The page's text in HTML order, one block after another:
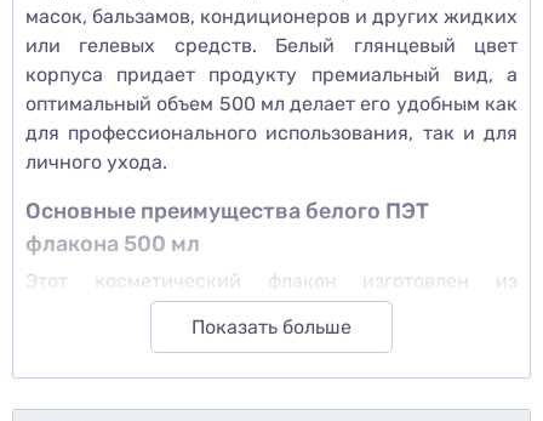
масок, бальзамов, кондиционеров и других жидких
или гелевых средств. Белый глянцевый цвет
корпуса придает продукту премиальный вид, а
оптимальный объем 500 мл делает его удобным как
для профессионального использования, так и для
личного ухода.
Основные преимущества белого ПЭТ
флакона 500 мл
Этот косметический флакон изготовлен из
качественного полиэтилентерефталата (ПЭТ) –
легкого, прочного и химически стойкого
Показать больше